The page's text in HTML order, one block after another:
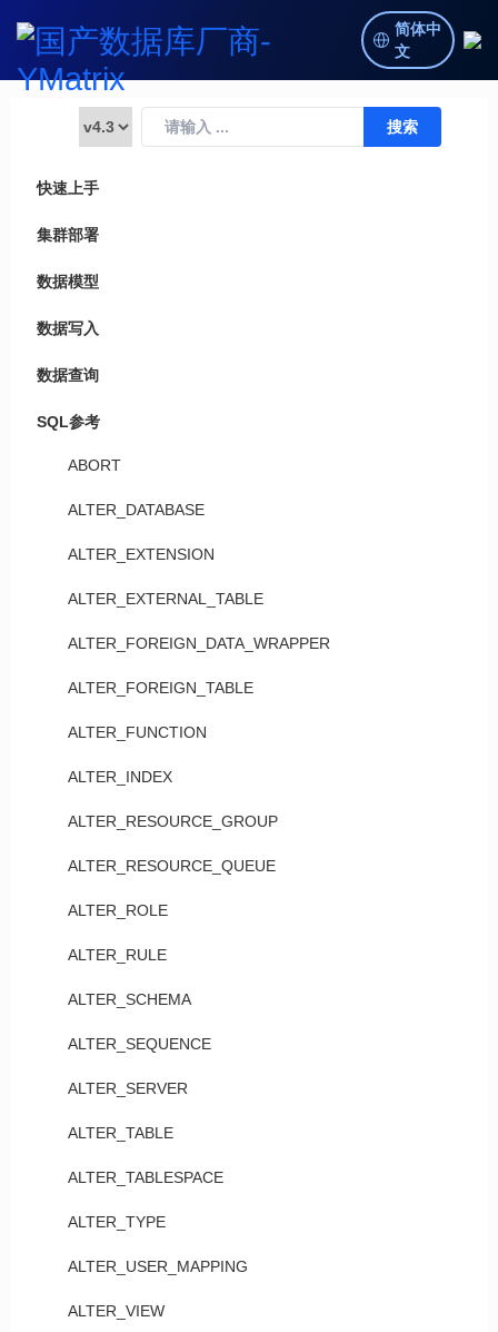
简体中
文
快速上手
集群部署
数据模型
数据写入
数据查询
SQL参考
ABORT
ALTER_DATABASE
ALTER_EXTENSION
ALTER_EXTERNAL_TABLE
ALTER_FOREIGN_DATA_WRAPPER
ALTER_FOREIGN_TABLE
ALTER_FUNCTION
ALTER_INDEX
ALTER_RESOURCE_GROUP
ALTER_RESOURCE_QUEUE
ALTER_ROLE
ALTER_RULE
ALTER_SCHEMA
ALTER_SEQUENCE
ALTER_SERVER
ALTER_TABLE
ALTER_TABLESPACE
ALTER_TYPE
ALTER_USER_MAPPING
ALTER_VIEW